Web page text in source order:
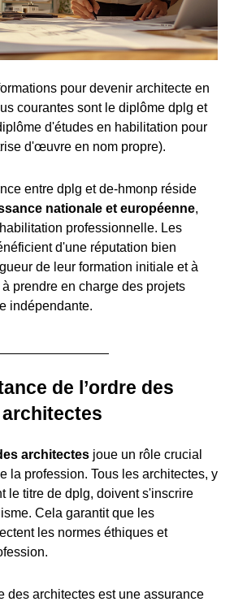
pour devenir architecte en
courantes sont le diplôme dplg et
d'études en habilitation pour
d'œuvre en nom propre).
entre dplg et de-hmonp réside
nationale et européenne,
professionnelle. Les
d'une réputation bien
de leur formation initiale et à
prendre en charge des projets
indépendante.
de l’ordre des
architectes
architectes joue un rôle crucial
la profession. Tous les architectes, y
le titre de dplg, doivent s'inscrire
Cela garantit que les
les normes éthiques et
des architectes est une assurance